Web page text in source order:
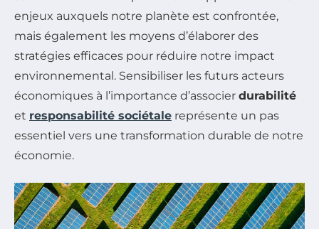
enjeux auxquels notre planète est confrontée,
mais également les moyens d’élaborer des
stratégies efficaces pour réduire notre impact
environnemental. Sensibiliser les futurs acteurs
économiques à l’importance d’associer durabilité
et responsabilité sociétale représente un pas
essentiel vers une transformation durable de notre
économie.